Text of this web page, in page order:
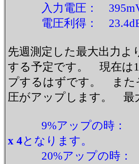
入力電圧：
電圧利得：
先週測定した最大出力
する予定です。 現在は1
プするはずです。 また
圧がアップします。 最
9%アップの時：
x 4となります。
20%アップの時：